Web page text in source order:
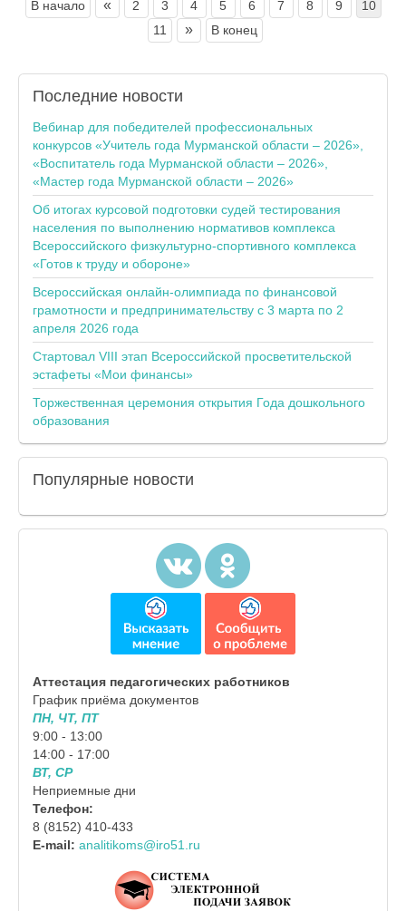
В начало « 2 3 4 5 6 7 8 9
10
11
» В конец
Последние новости
Вебинар для победителей профессиональных
конкурсов «Учитель года Мурманской области – 2026»,
«Воспитатель года Мурманской области – 2026»,
«Мастер года Мурманской области – 2026»
Об итогах курсовой подготовки судей тестирования
населения по выполнению нормативов комплекса
Всероссийского физкультурно-спортивного комплекса
«Готов к труду и обороне»
Всероссийская онлайн-олимпиада по финансовой
грамотности и предпринимательству с 3 марта по 2
апреля 2026 года
Стартовал VIII этап Всероссийской просветительской
эстафеты «Мои финансы»
Торжественная церемония открытия Года дошкольного
образования
Популярные новости
Аттестация педагогических работников
График приёма документов
ПН, ЧТ, ПТ
9:00 - 13:00
14:00 - 17:00
ВТ, СР
Неприемные дни
Телефон:
8 (8152) 410-433
E-mail: analitikoms@iro51.ru